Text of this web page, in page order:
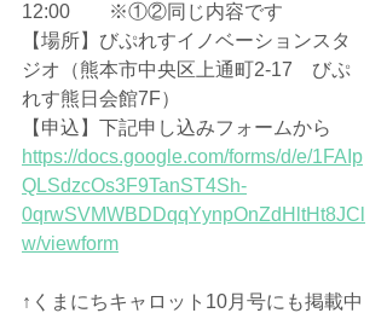
12:00　　※①②同じ内容です
【場所】びぷれすイノベーションスタ
ジオ（熊本市中央区上通町2-17　びぷ
れす熊日会館7F）
【申込】下記申し込みフォームから
https://docs.google.com/forms/d/e/1FAIp
QLSdzcOs3F9TanST4Sh-
0qrwSVMWBDDqqYynpOnZdHltHt8JCl
w/viewform
↑くまにちキャロット10月号にも掲載中